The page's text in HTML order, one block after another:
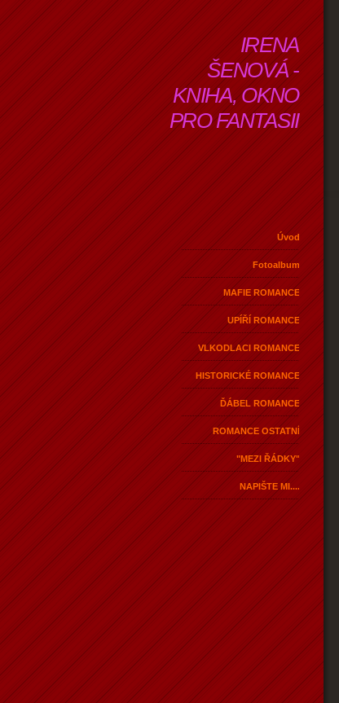
IRENA
ŠENOVÁ -
KNIHA, OKNO
PRO FANTASII
Úvod
Fotoalbum
MAFIE ROMANCE
UPÍŘÍ ROMANCE
VLKODLACI ROMANCE
HISTORICKÉ ROMANCE
ĎÁBEL ROMANCE
ROMANCE OSTATNÍ
"MEZI ŘÁDKY"
NAPIŠTE MI....